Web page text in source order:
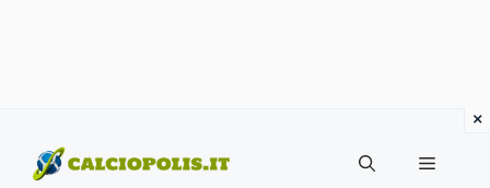
contenuto
Menu